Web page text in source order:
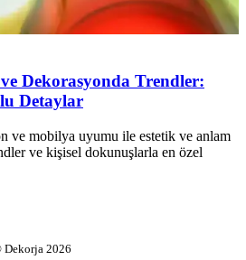
Dekorasyonda Trendler:
Detaylar
ve mobilya uyumu ile estetik ve anlam
ve kişisel dokunuşlarla en özel
Dekorja 2026